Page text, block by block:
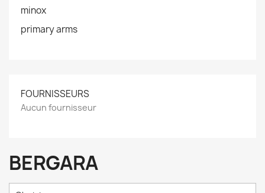
minox
primary arms
FOURNISSEURS
Aucun fournisseur
BERGARA